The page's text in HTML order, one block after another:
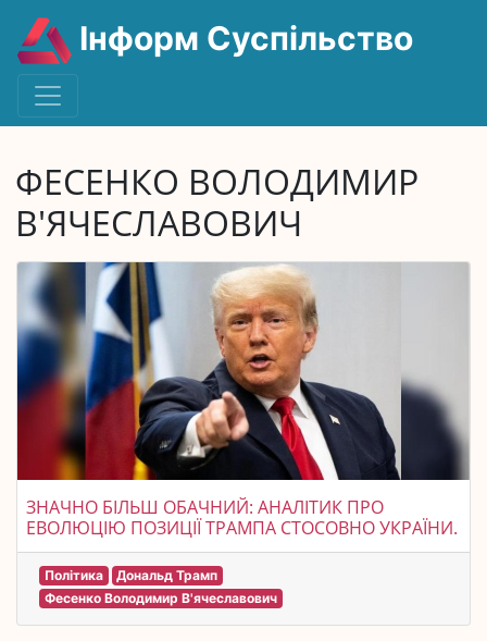
Інформ Суспільство
ФЕСЕНКО ВОЛОДИМИР
В'ЯЧЕСЛАВОВИЧ
ЗНАЧНО БІЛЬШ ОБАЧНИЙ: АНАЛІТИК ПРО
ЕВОЛЮЦІЮ ПОЗИЦІЇ ТРАМПА СТОСОВНО УКРАЇНИ.
Політика
Дональд Трамп
Фесенко Володимир В'ячеславович